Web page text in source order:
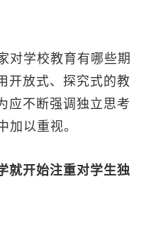
学校教育有哪些期
开放式、探究式的教
应不断强调独立思考
加以重视。
就开始注重对学生独